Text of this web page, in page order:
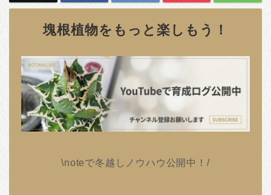
塊根植物をもっと楽しもう！
\noteで冬越しノウハウ公開中！/